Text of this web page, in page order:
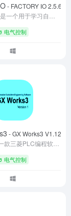
- FACTORY IO 2.5.6
电气控制
- GX Works3 V1.126G
电气控制